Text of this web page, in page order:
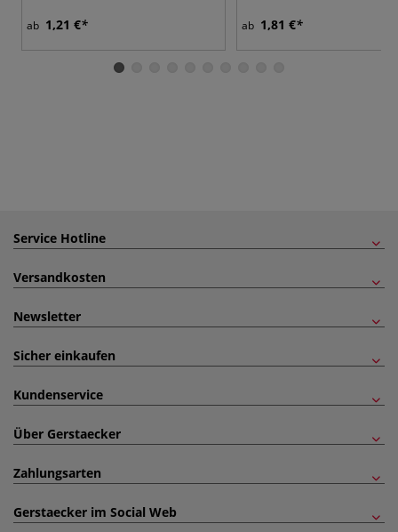
ab 1,21 € ab 1,81 €
Service Hotline
Versandkosten
Newsletter
Sicher einkaufen
Kundenservice
Über Gerstaecker
Zahlungsarten
Gerstaecker im Social Web